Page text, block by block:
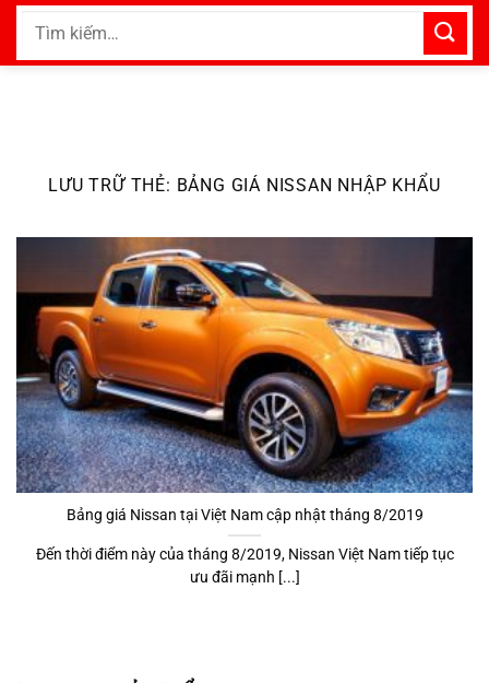
Bỏ
nội
Tìm
LƯU TRỮ THẺ: BẢNG GIÁ NISSAN NHẬP KHẨU
Bảng giá Nissan tại Việt Nam cập nhật tháng 8/2019
Đến thời điểm này của tháng 8/2019, Nissan Việt Nam tiếp tục
ưu đãi mạnh [...]